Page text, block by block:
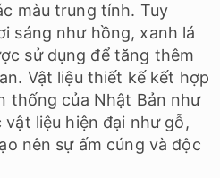
màu trung tính. Tuy
sáng như hồng, xanh lá
sử dụng để tăng thêm
Vật liệu thiết kế kết hợp
thống của Nhật Bản như
liệu hiện đại như gỗ,
nên sự ấm cúng và độc